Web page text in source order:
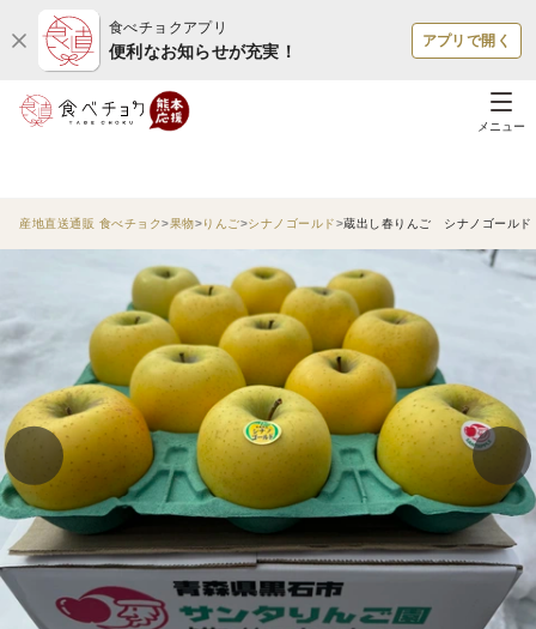
食べチョクアプリ
便利なお知らせが充実！
アプリで開く
メニュー
産地直送通販 食べチョク 果物 りんご シナノゴールド 蔵出し春りんご シナノゴール